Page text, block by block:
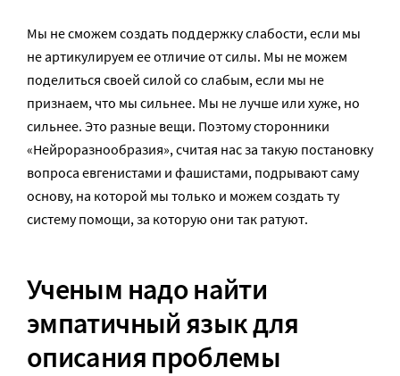
Мы не сможем создать поддержку слабости, если мы
не артикулируем ее отличие от силы. Мы не можем
поделиться своей силой со слабым, если мы не
признаем, что мы сильнее. Мы не лучше или хуже, но
сильнее. Это разные вещи. Поэтому сторонники
«Нейроразнообразия», считая нас за такую постановку
вопроса евгенистами и фашистами, подрывают саму
основу, на которой мы только и можем создать ту
систему помощи, за которую они так ратуют.
Ученым надо найти
эмпатичный язык для
описания проблемы